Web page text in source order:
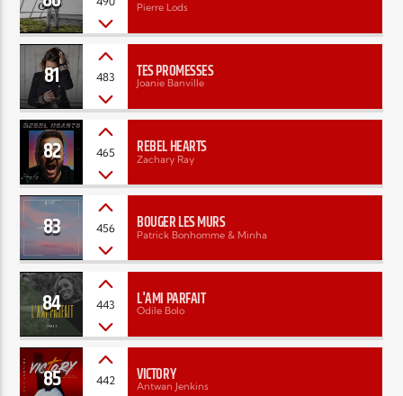
Pierre Lods
81 483 TES PROMESSES
Joanie Banville
82 465 REBEL HEARTS
Zachary Ray
83 456 BOUGER LES MURS
Patrick Bonhomme & Minha
84 443 L'AMI PARFAIT
Odile Bolo
85 442 VICTORY
Antwan Jenkins